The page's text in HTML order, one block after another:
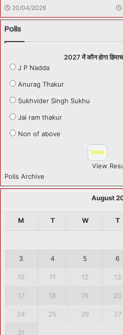
20/04/2026
Polls
2027 में कौन होगा
J P Nadda
Anurag Thakur
Sukhvider Singh Sukhu
Jai ram thakur
Non of above
View
Polls Archive
August
M T W T
3 4 5 6
10 11 12 13
17 18 19 20
24 25 26 27
31